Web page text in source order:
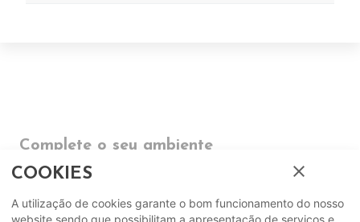
Complete o seu ambiente
COMPLEMENTOS
COOKIES close
A utilização de cookies garante o bom funcionamento do nosso
website sendo que possibilitam a apresentação de serviços e